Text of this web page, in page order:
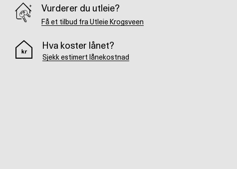
Vurderer du utleie?
Få et tilbud fra Utleie Krogsveen
Hva koster lånet?
Sjekk estimert lånekostnad